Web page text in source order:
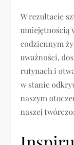
W rezultacie
umiejętnością
codziennym
uważności,
rutynach i
w stanie
naszym
naszej